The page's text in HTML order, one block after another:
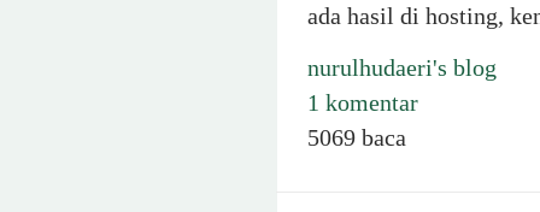
ada hasil di hosting,
nurulhudaeri's blog
1 komentar
5069 baca